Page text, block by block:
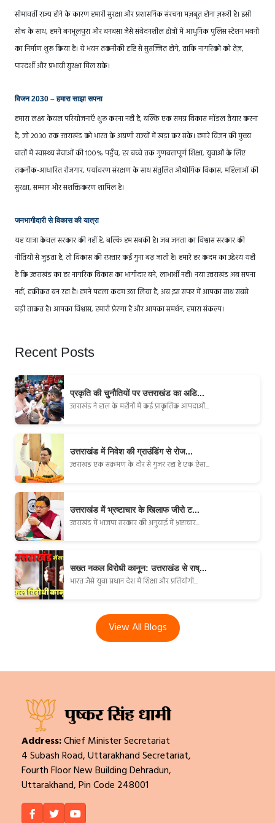
सीमावर्ती राज्य होने के कारण हमारी सुरक्षा और प्रशासनिक संरचना मज़बूत होना ज़रूरी है। इसी
सोच के साथ, हमने बनभूलपुरा और बनबसा जैसे संवेदनशील क्षेत्रों में आधुनिक पुलिस स्टेशन भवनों
का निर्माण शुरू किया है। ये भवन तकनीकी दृष्टि से सुसज्जित होंगे, ताकि नागरिकों को तेज़,
पारदर्शी और प्रभावी सुरक्षा मिल सके।
विजन 2030 – हमारा साझा सपना
हमारा लक्ष्य केवल परियोजनाएँ शुरू करना नहीं है, बल्कि एक समग्र विकास मॉडल तैयार करना
है, जो 2030 तक उत्तराखंड को भारत के अग्रणी राज्यों में खड़ा कर सके। हमारे विज़न की मुख्य
बातों में स्वास्थ्य सेवाओं की 100% पहुँच, हर बच्चे तक गुणवत्तापूर्ण शिक्षा, युवाओं के लिए
तकनीक-आधारित रोजगार, पर्यावरण संरक्षण के साथ संतुलित औद्योगिक विकास, महिलाओं की
सुरक्षा, सम्मान और सशक्तिकरण शामिल है।
जनभागीदारी से विकास की यात्रा
यह यात्रा केवल सरकार की नहीं है, बल्कि हम सबकी है। जब जनता का विश्वास सरकार की
नीतियों से जुड़ता है, तो विकास की रफ़्तार कई गुना बढ़ जाती है। हमारे हर कदम का उद्देश्य यही
है कि उत्तराखंड का हर नागरिक विकास का भागीदार बने, लाभार्थी नहीं। नया उत्तराखंड अब सपना
नहीं, हकीकत बन रहा है। हमने पहला कदम उठा लिया है, अब इस सफर में आपका साथ सबसे
बड़ी ताकत है। आपका विश्वास, हमारी प्रेरणा है और आपका समर्थन, हमारा संकल्प।
Recent Posts
प्रकृति की चुनौतियों पर उत्तराखंड का अडि...
उत्तराखंड ने हाल के महीनों में कई प्राकृतिक आपदाओं...
उत्तराखंड में निवेश की ग्राउंडिंग से रोज...
उत्तराखंड एक संक्रमण के दौर से गुजर रहा है एक ऐसा...
उत्तराखंड में भ्रष्टाचार के खिलाफ जीरो ट...
उत्तराखंड में भाजपा सरकार की अगुवाई में भ्रष्टाचार...
सख्त नकल विरोधी कानून: उत्तराखंड से राष्...
भारत जैसे युवा प्रधान देश में शिक्षा और प्रतियोगी...
View All Blogs
Address:Chief Minister Secretariat
4 Subash Road, Uttarakhand Secretariat,
Fourth Floor New Building Dehradun,
Uttarakhand, Pin Code 248001